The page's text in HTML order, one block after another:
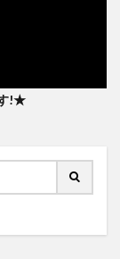
!★